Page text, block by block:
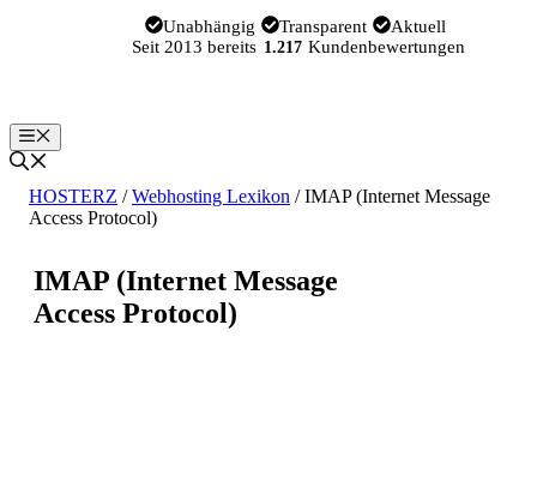
Unabhängig Transparent
Aktuell
Seit 2013 bereits 1.217 Kundenbewertungen
Menü
HOSTERZ /Webhosting Lexikon /IMAP (Internet Message
Access Protocol)
IMAP (Internet Message
Access Protocol)